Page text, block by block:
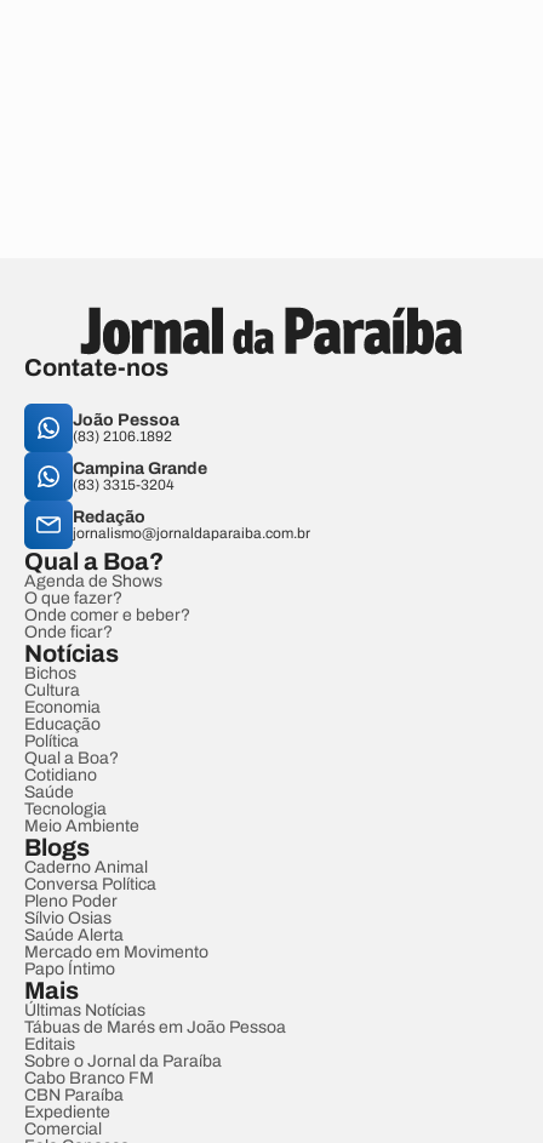
Contate-nos
João Pessoa
(83) 2106.1892
Campina Grande
(83) 3315-3204
Redação
jornalismo@jornaldaparaiba.com.br
Qual a Boa?
Agenda de Shows
O que fazer?
Onde comer e beber?
Onde ficar?
Notícias
Bichos
Cultura
Economia
Educação
Política
Qual a Boa?
Cotidiano
Saúde
Tecnologia
Meio Ambiente
Blogs
Caderno Animal
Conversa Política
Pleno Poder
Sílvio Osias
Saúde Alerta
Mercado em Movimento
Papo Íntimo
Mais
Últimas Notícias
Tábuas de Marés em João Pessoa
Editais
Sobre o Jornal da Paraíba
Cabo Branco FM
CBN Paraíba
Expediente
Comercial